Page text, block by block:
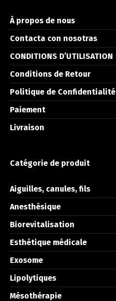
À propos de nous
Contacta con nosotras
CONDITIONS D’UTILISATION
Conditions de Retour
Politique de Confidentialité
Paiement
Livraison
Catégorie de produit
Aiguilles, canules, fils
Anesthésique
Biorevitalisation
Esthétique médicale
Exosome
Lipolytiques
Mésothérapie